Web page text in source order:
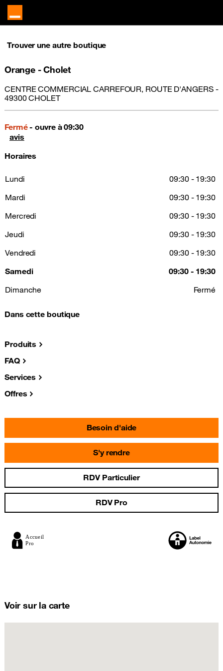
Trouver une autre boutique
Orange - Cholet
CENTRE COMMERCIAL CARREFOUR, ROUTE D'ANGERS -
49300 CHOLET
Fermé- ouvre à 09:30
avis
Horaires
Lundi
09:30 - 19:30
Mardi
09:30 - 19:30
Mercredi
09:30 - 19:30
Jeudi
09:30 - 19:30
Vendredi
09:30 - 19:30
Samedi
09:30 - 19:30
Dimanche
Fermé
Dans cette boutique
Produits
FAQ
Services
Offres
Besoin d'aide
S'y rendre
RDV Particulier
RDV Pro
Voir sur la carte